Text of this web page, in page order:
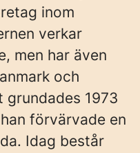
inom
verkar
men har även
och
grundades 1973
förvärvade en
Idag består